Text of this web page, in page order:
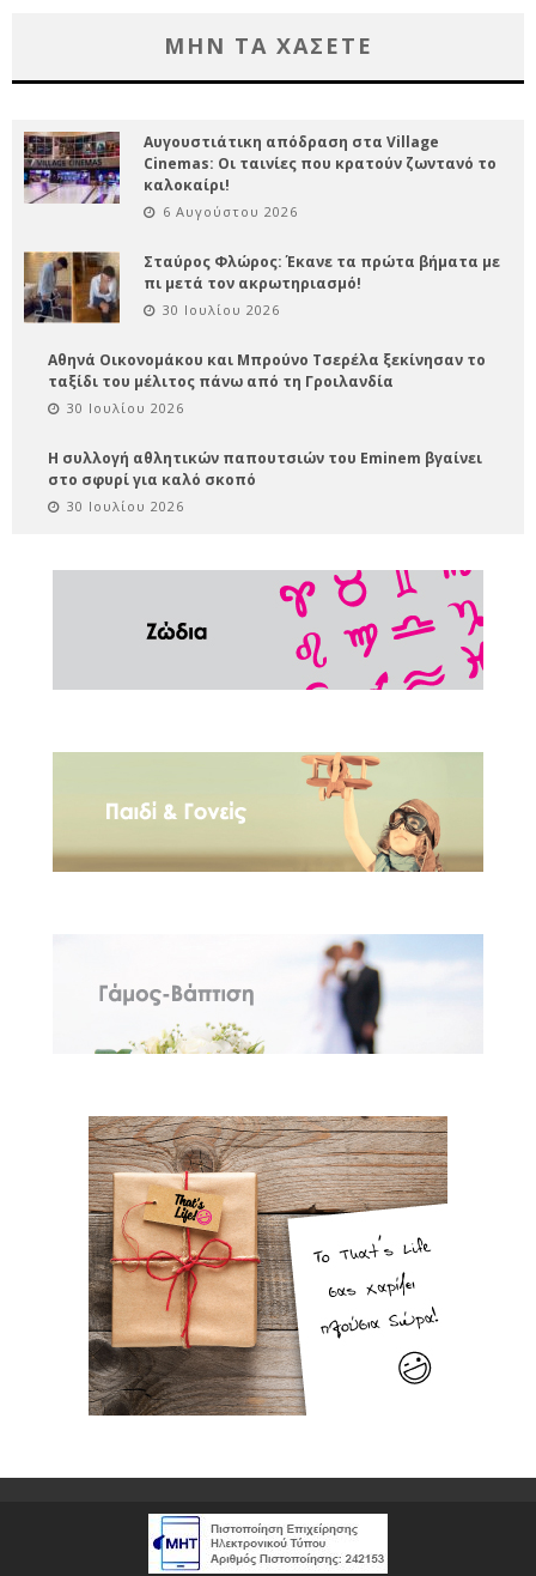
ΜΗΝ ΤΑ ΧΑΣΕΤΕ
Αυγουστιάτικη απόδραση στα Village
Cinemas: Οι ταινίες που κρατούν ζωντανό το
καλοκαίρι!
6 Αυγούστου 2026
Σταύρος Φλώρος: Έκανε τα πρώτα βήματα με
πι μετά τον ακρωτηριασμό!
30 Ιουλίου 2026
Αθηνά Οικονομάκου και Μπρούνο Τσερέλα ξεκίνησαν το
ταξίδι του μέλιτος πάνω από τη Γροιλανδία
30 Ιουλίου 2026
Η συλλογή αθλητικών παπουτσιών του Eminem βγαίνει
στο σφυρί για καλό σκοπό
30 Ιουλίου 2026